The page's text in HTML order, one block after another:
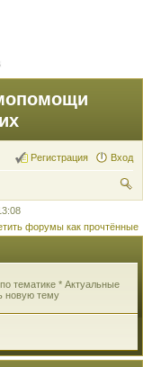
Вход
Регистрация
ск
форумы как прочтённые
тематике * Актуальные
новую тему